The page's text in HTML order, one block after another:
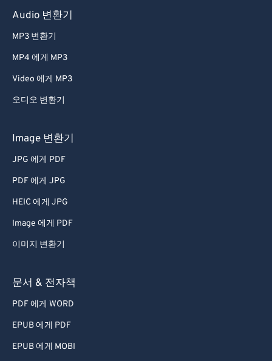
Audio 변환기
MP3 변환기
MP4 에게 MP3
Video 에게 MP3
오디오 변환기
Image 변환기
JPG 에게 PDF
PDF 에게 JPG
HEIC 에게 JPG
Image 에게 PDF
이미지 변환기
문서 & 전자책
PDF 에게 WORD
EPUB 에게 PDF
EPUB 에게 MOBI